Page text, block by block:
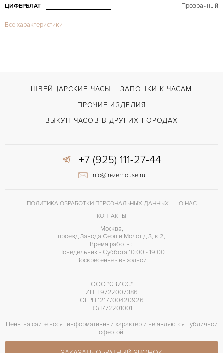
ЦИФЕРБЛАТ Прозрачный
СТЕКЛО
Все характеристики
ШВЕЙЦАРСКИЕ ЧАСЫ
ЗАПОНКИ К ЧАСАМ
ПРОЧИЕ ИЗДЕЛИЯ
ВЫКУП ЧАСОВ В ДРУГИХ ГОРОДАХ
+7 (925) 111-27-44
info@frezerhouse.ru
ПОЛИТИКА ОБРАБОТКИ ПЕРСОНАЛЬНЫХ ДАННЫХ
О НАС
КОНТАКТЫ
Москва,
проезд Завода Серп и Молот д 3, к 2,
Время работы:
Понедельник - Суббота 10:00 - 19:00
Воскресенье - выходной
ООО "СВИСС"
ИНН 9722007386
ОГРН 1217700420926
ЮЛ772201001
Цены на сайте носят информативный характер и не являются публичной
офертой.